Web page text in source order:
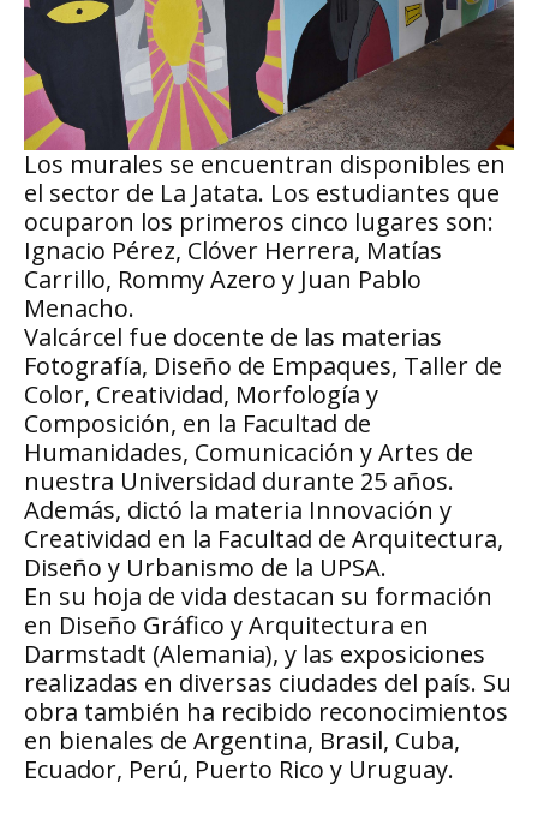
Los murales se encuentran disponibles en
el sector de La Jatata. Los estudiantes que
ocuparon los primeros cinco lugares son:
Ignacio Pérez, Clóver Herrera, Matías
Carrillo, Rommy Azero y Juan Pablo
Menacho.
Valcárcel fue docente de las materias
Fotografía, Diseño de Empaques, Taller de
Color, Creatividad, Morfología y
Composición, en la Facultad de
Humanidades, Comunicación y Artes de
nuestra Universidad durante 25 años.
Además, dictó la materia Innovación y
Creatividad en la Facultad de Arquitectura,
Diseño y Urbanismo de la UPSA.
En su hoja de vida destacan su formación
en Diseño Gráfico y Arquitectura en
Darmstadt (Alemania), y las exposiciones
realizadas en diversas ciudades del país. Su
obra también ha recibido reconocimientos
en bienales de Argentina, Brasil, Cuba,
Ecuador, Perú, Puerto Rico y Uruguay.